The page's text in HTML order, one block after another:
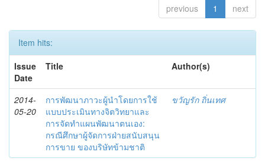
previous 1 next
Item hits:
Issue
Date
Title Author(s)
2014-
05-20
การพัฒนาภาวะผู้นำโดยการใช้
แบบประเมินทางจิตวิทยาและ
การจัดทำแผนพัฒนาตนเอง:
กรณีศึกษาผู้จัดการฝ่ายสนับสนุน
การขาย ของบริษัทข้ามชาติ
ขวัญรัก ถิ่นเทศ